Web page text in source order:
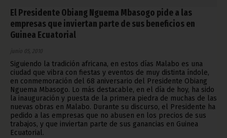
El Presidente Obiang Nguema Mbasogo pide a las
empresas que inviertan parte de sus beneficios en
Guinea Ecuatorial
junio 05, 2010
Siguiendo la tradición africana, en estos días Malabo es una
ciudad que vibra con fiestas y eventos de muy distinta índole,
en conmemoración del 68 aniversario del Presidente Obiang
Nguema Mbasogo. Lo más destacable, en el día de hoy, ha sido
la inauguración y puesta de la primera piedra de muchas de las
nuevas obras en Malabo. Durante su discurso, el Presidente ha
pedido a las empresas que no abusen en los precios de sus
trabajos, y que inviertan parte de sus ganancias en Guinea
Ecuatorial.